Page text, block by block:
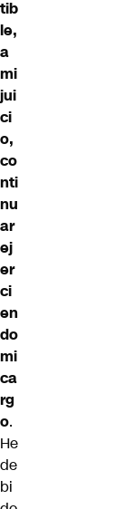
tib
le,
a
mi
jui
ci
o,
co
nti
nu
ar
ej
er
ci
en
do
mi
ca
rg
o.
He
de
bi